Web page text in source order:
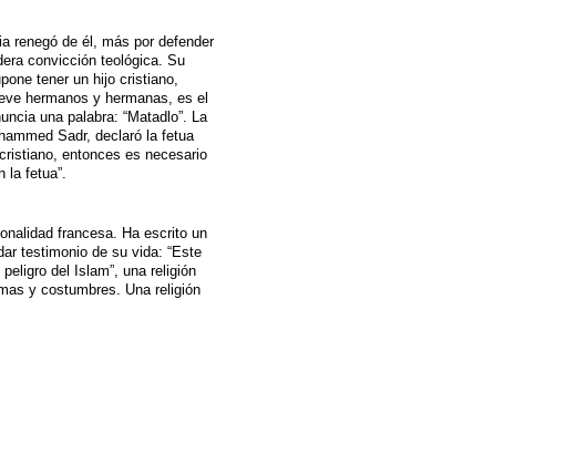
renegó de él, más por defender
convicción teológica. Su
tener un hijo cristiano,
hermanos y hermanas, es el
una palabra: “Matadlo”. La
Sadr, declaró la fetua
entonces es necesario
la fetua”.
francesa. Ha escrito un
testimonio de su vida: “Este
del Islam”, una religión
y costumbres. Una religión